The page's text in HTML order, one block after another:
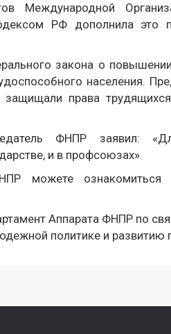
Международной
РФ дополнила это
закона о
населения.
права
ФНПР заявил:
и в профсоюзах».
можете
Аппарата ФНПР по
политике и